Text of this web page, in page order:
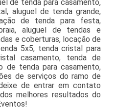
de tenda para casamento,
aluguel de tenda grande,
de tenda para festa,
aluguel de tendas e
e coberturas, locação de
5x5, tenda cristal para
casamento, tenda de
de tenda para casamento,
de serviços do ramo de
de entrar em contato
melhores resultados do